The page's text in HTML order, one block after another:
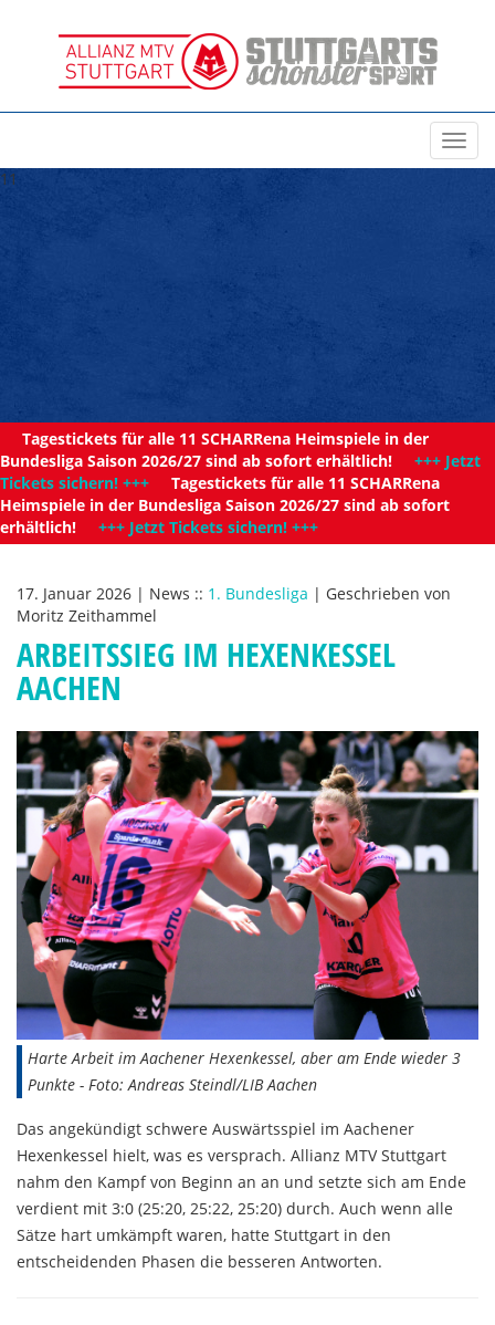
11
Tagestickets für alle 11 SCHARRena Heimspiele in der
Bundesliga Saison 2026/27 sind ab sofort erhältlich! +++ Jetzt
Tickets sichern! +++ Tagestickets für alle 11 SCHARRena
Heimspiele in der Bundesliga Saison 2026/27 sind ab sofort
erhältlich! +++ Jetzt Tickets sichern! +++
17. Januar 2026 | News :: 1. Bundesliga | Geschrieben von
Moritz Zeithammel
ARBEITSSIEG IM HEXENKESSEL
AACHEN
Harte Arbeit im Aachener Hexenkessel, aber am Ende wieder 3
Punkte - Foto: Andreas Steindl/LIB Aachen
Das angekündigt schwere Auswärtsspiel im Aachener
Hexenkessel hielt, was es versprach. Allianz MTV Stuttgart
nahm den Kampf von Beginn an an und setzte sich am Ende
verdient mit 3:0 (25:20, 25:22, 25:20) durch. Auch wenn alle
Sätze hart umkämpft waren, hatte Stuttgart in den
entscheidenden Phasen die besseren Antworten.